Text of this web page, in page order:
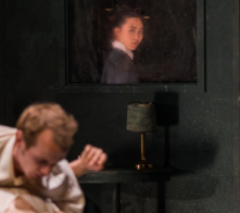
SCOPRI DI PIÙ